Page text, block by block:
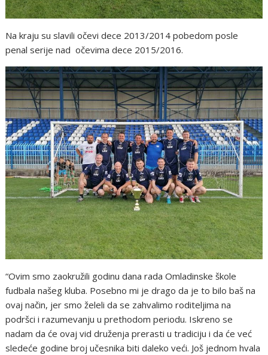
Na kraju su slavili očevi dece 2013/2014 pobedom posle
penal serije nad očevima dece 2015/2016.
“Ovim smo zaokružili godinu dana rada Omladinske škole
fudbala našeg kluba. Posebno mi je drago da je to bilo baš na
ovaj način, jer smo želeli da se zahvalimo roditeljima na
podršci i razumevanju u prethodom periodu. Iskreno se
nadam da će ovaj vid druženja prerasti u tradiciju i da će već
sledeće godine broj učesnika biti daleko veći. Još jednom hvala